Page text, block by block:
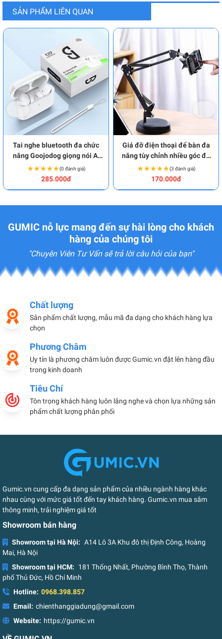
SẢN PHẨM LIÊN QUAN
Tai nghe bluetooth đa chức
năng Goojodog giọng nói AI
BA1934
★★★★★
★★★★★(0 đánh giá)
285.000đ
Giá đỡ điện thoại để bàn đa
năng tùy chỉnh nhiều góc độ
BA1979
★★★★★
★★★★★(3 đánh giá)
170.000đ
GUMIC nỗ lực mang đến sự hài lòng cho khách
hàng của chúng tôi
"Chuyên Viên Tư Vấn sẽ trả lời câu hỏi của bạn"
Chất lượng
Sản phẩm chất lượng, mẫu mã đa dạng cho khách hàng lựa
chọn
Phương Châm
Uy tín là phương châm luôn được Gumic.vn đặt lên hàng đầu
trong kinh doanh
Tiêu Chí
Tôn trọng khách hàng luôn lắng nghe và chọn lựa những sản
phẩm chất lượng phân phối
Gumic.vn cung cấp đa dạng sản phẩm của nhiều ngành hàng khác
nhau cùng với mức giá tốt đến tay khách hàng. Gumic.vn mua sắm
thông minh, trải nghiệm giá tốt
Showroom bán hàng
Showroom tại Hà Nội: A14 Lô 3A Khu đô thị Định Công, Hoàng
Mai, Hà Nội
Showroom tại HCM:
181 Thống Nhất, Phường Bình Thọ, Thành
phố Thủ Đức, Hồ Chí Minh
Hotline: 0968.398.857
Email: chienthanggiadung@gmail.com
Website: https://gumic.vn